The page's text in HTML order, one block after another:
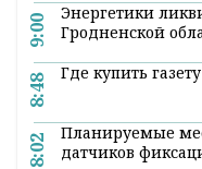
9:00
Энергетики
Гродненской
8:48
Где купить
8:02
Планируемые
датчиков